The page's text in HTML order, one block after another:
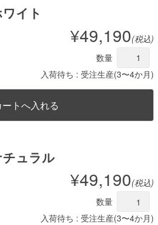
イト
¥49,190(税込)
数量
入荷待ち : 受注生産(3〜4か月)
ュラル
¥49,190(税込)
数量
入荷待ち : 受注生産(3〜4か月)